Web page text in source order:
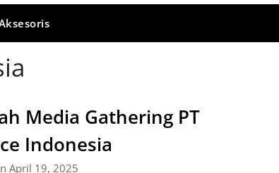
Media Gathering PT
Indonesia
April 19, 2025